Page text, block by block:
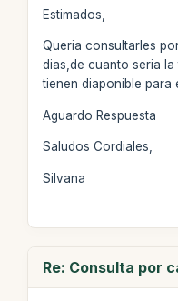
Estimados,
Queria consultarles
dias,de cuanto seria
tienen diaponible para
Aguardo Respuesta
Saludos Cordiales,
Silvana
Re: Consulta por